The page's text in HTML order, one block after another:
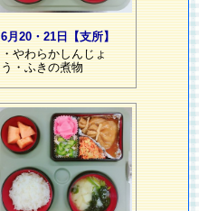
6月20・21日【支所】
・やわらかしんじょ
う・ふきの煮物